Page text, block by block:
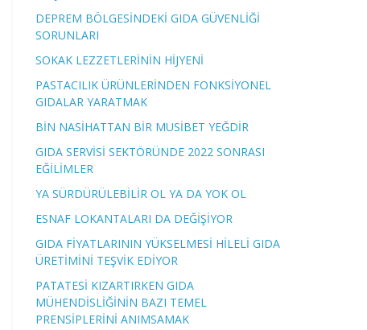
DEPREM BÖLGESİNDEKİ GIDA GÜVENLİĞİ
SORUNLARI
SOKAK LEZZETLERİNİN HİJYENİ
PASTACILIK ÜRÜNLERİNDEN FONKSİYONEL
GIDALAR YARATMAK
BİN NASİHATTAN BİR MUSİBET YEĞDİR
GIDA SERVİSİ SEKTÖRÜNDE 2022 SONRASI
EĞİLİMLER
YA SÜRDÜRÜLEBİLİR OL YA DA YOK OL
ESNAF LOKANTALARI DA DEĞİŞİYOR
GIDA FİYATLARININ YÜKSELMESİ HİLELİ GIDA
ÜRETİMİNİ TEŞVİK EDİYOR
PATATESİ KIZARTIRKEN GIDA
MÜHENDİSLİĞİNİN BAZI TEMEL
PRENSİPLERİNİ ANIMSAMAK